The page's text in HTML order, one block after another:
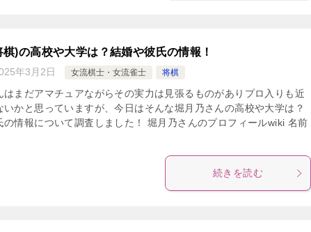
)の高校や大学は？結婚や彼氏の情報！
年3月2日 女流棋士・女流雀士 将棋
はまだアマチュアながらその実力は見張るものがありプロ入りも近
いかと思っていますが、今日はそんな堀月乃さんの高校や大学は？
の情報について調査しました！ 堀月乃さんのプロフィールwiki 名前
続きを読む